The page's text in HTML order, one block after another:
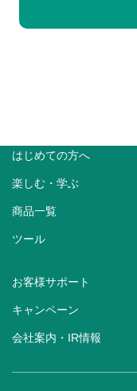
はじめての方へ
楽しむ・学ぶ
商品一覧
ツール
お客様サポート
キャンペーン
会社案内・IR情報